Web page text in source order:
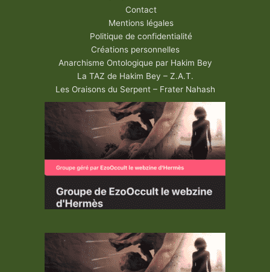
Contact
Mentions légales
Politique de confidentialité
Créations personnelles
Anarchisme Ontologique par Hakim Bey
La TAZ de Hakim Bey – Z.A.T.
Les Oraisons du Serpent – Frater Nahash